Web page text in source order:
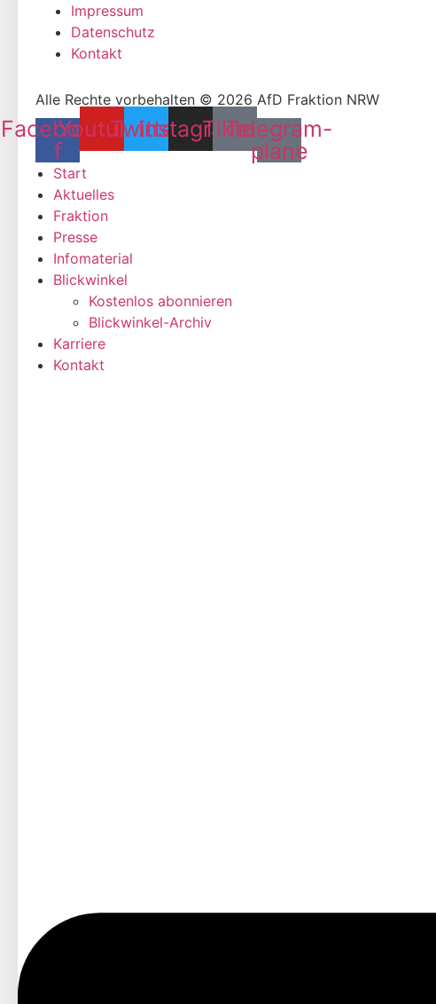
Impressum
Datenschutz
Kontakt
Alle Rechte vorbehalten © 2026 AfD Fraktion NRW
Facebook-
f
YoutubeTwitter
Instagram
Tiktok
Telegram-
plane
Start
Aktuelles
Fraktion
Presse
Infomaterial
Blickwinkel
Kostenlos abonnieren
Blickwinkel-Archiv
Karriere
Kontakt